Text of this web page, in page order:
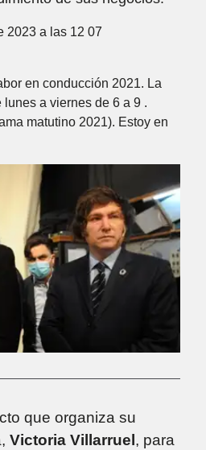
2023 a las 12 07
en conducción 2021. La
a viernes de 6 a 9 .
matutino 2021). Estoy en
que organiza su
Victoria Villarruel , para